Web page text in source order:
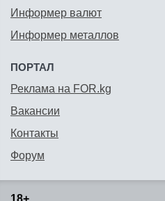
Информер валют
Информер металлов
ПОРТАЛ
Реклама на FOR.kg
Вакансии
Контакты
Форум